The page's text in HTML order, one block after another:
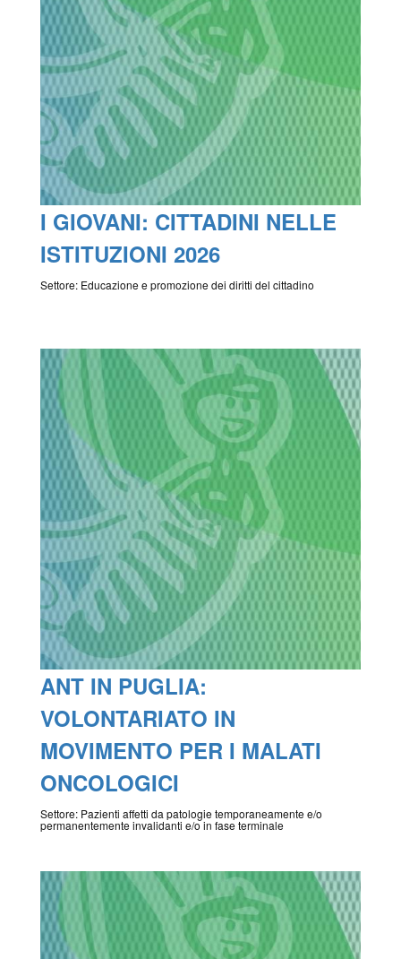
I GIOVANI: CITTADINI NELLE
ISTITUZIONI 2026
Settore: Educazione e promozione dei diritti del cittadino
ANT IN PUGLIA:
VOLONTARIATO IN
MOVIMENTO PER I MALATI
ONCOLOGICI
Settore: Pazienti affetti da patologie temporaneamente e/o
permanentemente invalidanti e/o in fase terminale